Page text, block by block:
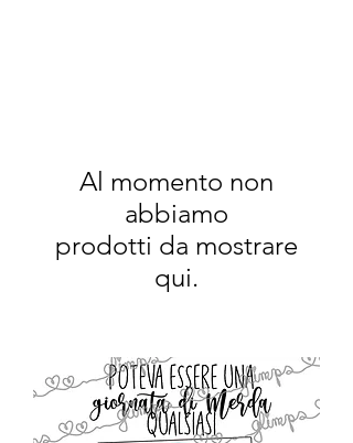
Al momento non
abbiamo
prodotti da mostrare
qui.